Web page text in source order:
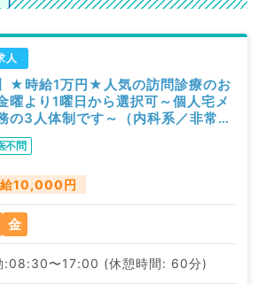
人
】★時給1万円★人気の訪問診療のお
曜より1曜日から選択可～個人宅メ
の3人体制です～（内科系／非常
不問
10,000円
金
:08:30〜17:00 (休憩時間: 60分)